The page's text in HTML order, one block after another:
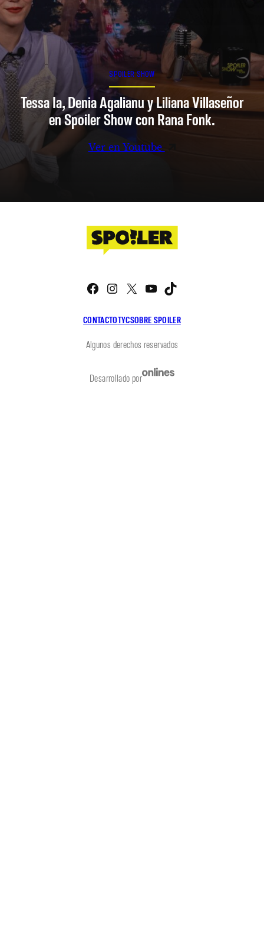
SPOILER SHOW
Tessa Ia, Denia Agalianu y Liliana Villaseñor
en Spoiler Show con Rana Fonk.
Ver en Youtube
CONTACTOTYCSOBRE SPOILER
Facebook
Instagram
X YouTube
Algunos derechos reservados
Desarrollado por